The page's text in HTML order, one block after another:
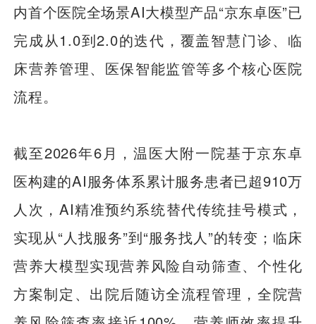
内首个医院全场景AI大模型产品“京东卓医”已
完成从1.0到2.0的迭代，覆盖智慧门诊、临
床营养管理、医保智能监管等多个核心医院
流程。
截至2026年6月，温医大附一院基于京东卓
医构建的AI服务体系累计服务患者已超910万
人次，AI精准预约系统替代传统挂号模式，
实现从“人找服务”到“服务找人”的转变；临床
营养大模型实现营养风险自动筛查、个性化
方案制定、出院后随访全流程管理，全院营